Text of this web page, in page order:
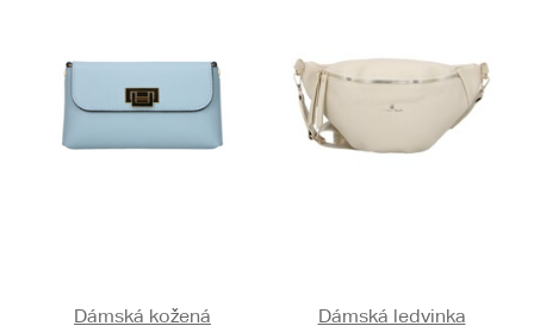
Dámská kožená
Dámská ledvinka